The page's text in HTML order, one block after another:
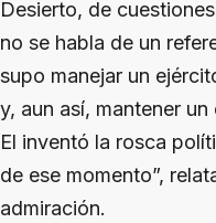
Desierto, de
no se habla de un
supo manejar un
y, aun así, mantener
El inventó la rosca
de ese momento”,
admiración.